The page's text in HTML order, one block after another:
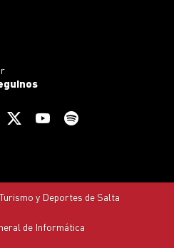
y Deportes de Salta
de Informática